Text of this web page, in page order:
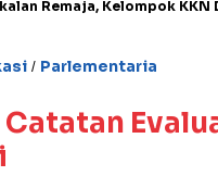
Remaja, Kelompok
/ Parlementaria
Catatan